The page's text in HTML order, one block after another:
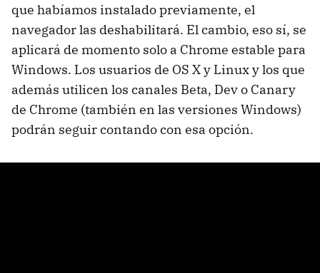
que habíamos instalado previamente, el
navegador las deshabilitará. El cambio, eso sí, se
aplicará de momento solo a Chrome estable para
Windows. Los usuarios de OS X y Linux y los que
además utilicen los canales Beta, Dev o Canary
de Chrome (también en las versiones Windows)
podrán seguir contando con esa opción.